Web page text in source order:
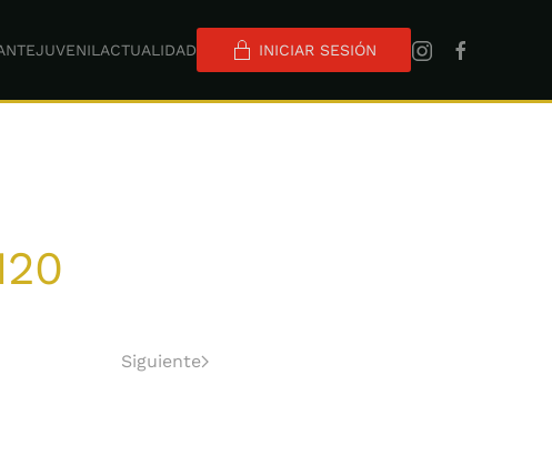
JUVENIL ACTUALIDAD INICIAR SESIÓN
Siguiente